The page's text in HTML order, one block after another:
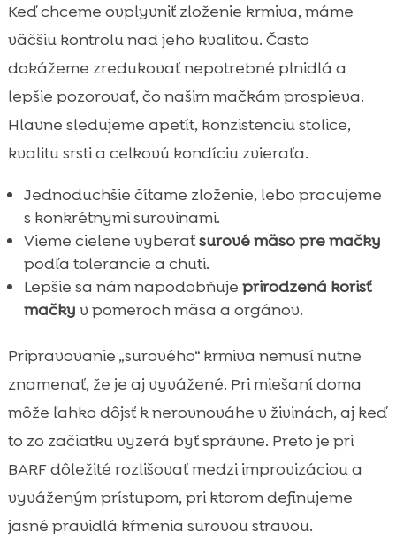
Keď chceme ovplyvniť zloženie krmiva, máme
väčšiu kontrolu nad jeho kvalitou. Často
dokážeme zredukovať nepotrebné plnidlá a
lepšie pozorovať, čo našim mačkám prospieva.
Hlavne sledujeme apetít, konzistenciu stolice,
kvalitu srsti a celkovú kondíciu zvieraťa.
Jednoduchšie čítame zloženie, lebo pracujeme
s konkrétnymi surovinami.
Vieme cielene vyberaťsurové mäso pre mačky
podľa tolerancie a chuti.
Lepšie sa nám napodobňuje prirodzená korisť
mačky v pomeroch mäsa a orgánov.
Pripravovanie „surového“ krmiva nemusí nutne
znamenať, že je aj vyvážené. Pri miešaní doma
môže ľahko dôjsť k nerovnováhe v živinách, aj keď
to zo začiatku vyzerá byť správne. Preto je pri
BARF dôležité rozlišovať medzi improvizáciou a
vyváženým prístupom, pri ktorom definujeme
jasné pravidlá kŕmenia surovou stravou.